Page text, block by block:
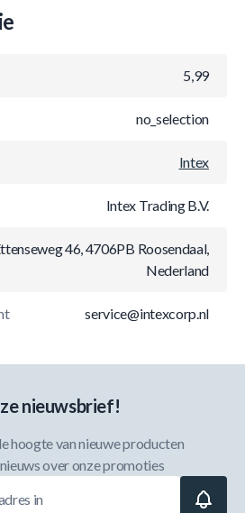
5,99
no_selection
Intex
Intex Trading B.V.
46, 4706PB Roosendaal,
Nederland
service@intexcorp.nl
nieuwsbrief!
hoogte van nieuwe producten
over onze promoties